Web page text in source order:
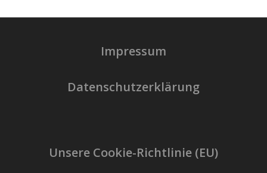
Impressum
Datenschutzerklärung
Unsere Cookie-Richtlinie (EU)